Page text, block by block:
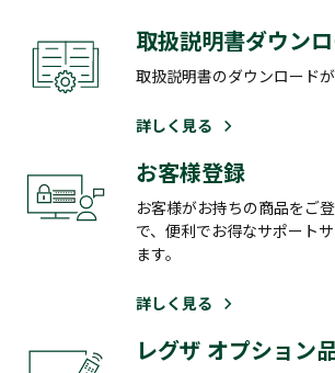
取扱説明書ダウン
取扱説明書のダウンロードが
詳しく見る
お客様登録
お客様がお持ちの商品をご
で、便利でお得なサポート
ます。
詳しく見る
レグザ オプション